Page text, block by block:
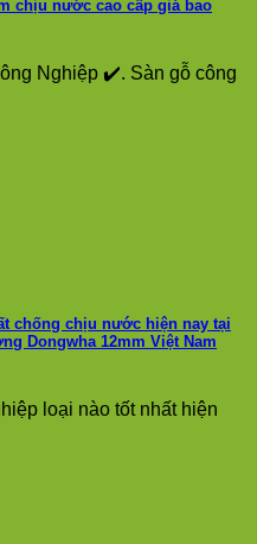
chịu nước cao cấp giá bao
Nghiệp ✔️. Sàn gỗ công
chống chịu nước hiện nay tại
Dongwha 12mm Việt Nam
loại nào tốt nhất hiện